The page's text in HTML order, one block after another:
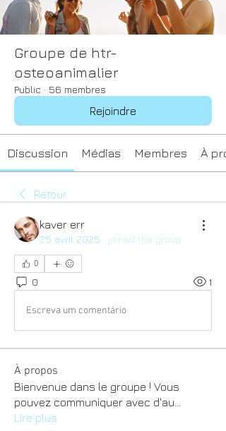
Groupe de htr-
osteoanimalier
Public · 56 membres
Rejoindre
Discussion Médias Membres À
Retour
kaver err
25 avril 2025 · joined the group.
0
0 1
Escreva um comentário
À propos
Bienvenue dans le groupe ! Vous
pouvez communiquer avec d'au
Lire plus